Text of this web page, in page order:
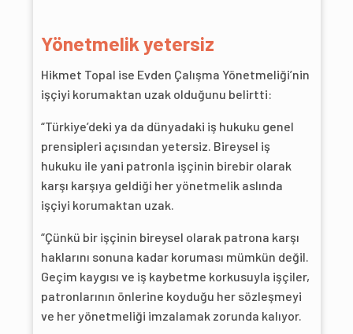
Yönetmelik yetersiz
Hikmet Topal ise Evden Çalışma Yönetmeliği’nin
işçiyi korumaktan uzak olduğunu belirtti:
“Türkiye’deki ya da dünyadaki iş hukuku genel
prensipleri açısından yetersiz. Bireysel iş
hukuku ile yani patronla işçinin birebir olarak
karşı karşıya geldiği her yönetmelik aslında
işçiyi korumaktan uzak.
“Çünkü bir işçinin bireysel olarak patrona karşı
haklarını sonuna kadar koruması mümkün değil.
Geçim kaygısı ve iş kaybetme korkusuyla işçiler,
patronlarının önlerine koyduğu her sözleşmeyi
ve her yönetmeliği imzalamak zorunda kalıyor.